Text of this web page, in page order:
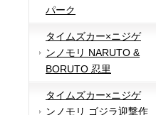
パーク
タイムズカー×ニジゲ
ンノモリ NARUTO &
BORUTO 忍里
タイムズカー×ニジゲ
ンノモリ ゴジラ迎撃作